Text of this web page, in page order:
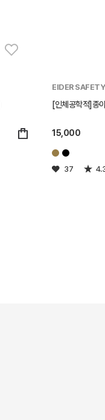
EIDER SAFETY
[인체공학적]종
15,000
37